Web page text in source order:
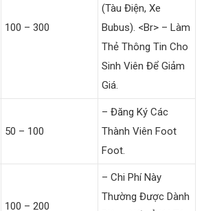
100 – 300
(tàu Điện, Xe
Bubus). <br> – Làm
Thẻ Thông Tin Cho
Sinh Viên Để Giảm
Giá.
50 – 100
– Đăng Ký Các
Thành Viên Foot
Foot.
100 – 200
– Chi Phí Này
Thường Được Dành